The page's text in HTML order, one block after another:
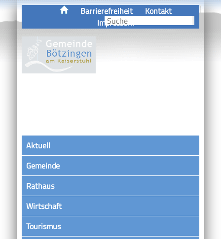
Barrierefreiheit
Kontakt
Impressum
Aktuell
Gemeinde
Rathaus
Wirtschaft
Tourismus